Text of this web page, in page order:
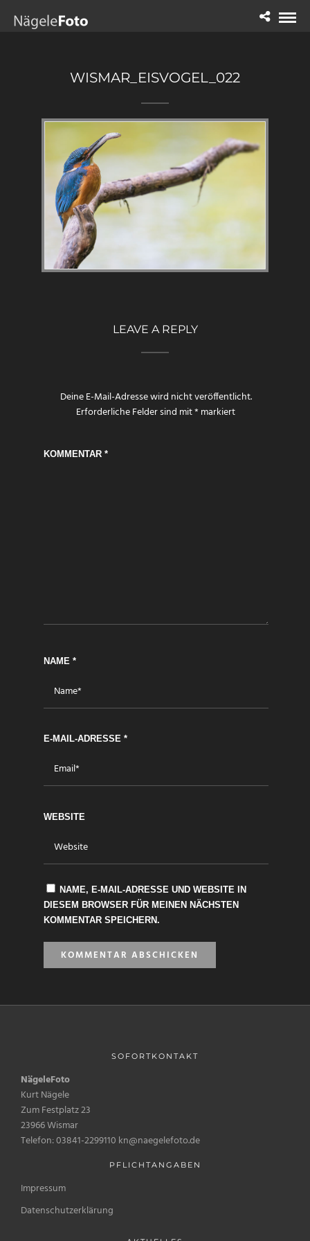
WISMAR_EISVOGEL_022
LEAVE A REPLY
Deine E-Mail-Adresse wird nicht veröffentlicht.
Erforderliche Felder sind mit*markiert
KOMMENTAR *
NAME *
E-MAIL-ADRESSE *
WEBSITE
NAME, E-MAIL-ADRESSE UND WEBSITE IN
DIESEM BROWSER FÜR MEINEN NÄCHSTEN
KOMMENTAR SPEICHERN.
SOFORTKONTAKT
NägeleFoto
Kurt Nägele
Zum Festplatz 23
23966 Wismar
Telefon: 03841-2299110 kn@naegelefoto.de
PFLICHTANGABEN
Impressum
Datenschutzerklärung